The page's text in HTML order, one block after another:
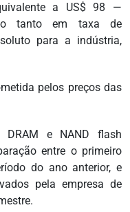
a US$ 98 —
tanto em taxa de
para a indústria,
pelos preços das
e NAND flash
entre o primeiro
do ano anterior, e
pela empresa de